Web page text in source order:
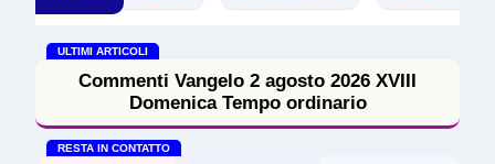
ULTIMI ARTICOLI
Commenti Vangelo 2 agosto 2026 XVIII
Domenica Tempo ordinario
RESTA IN CONTATTO